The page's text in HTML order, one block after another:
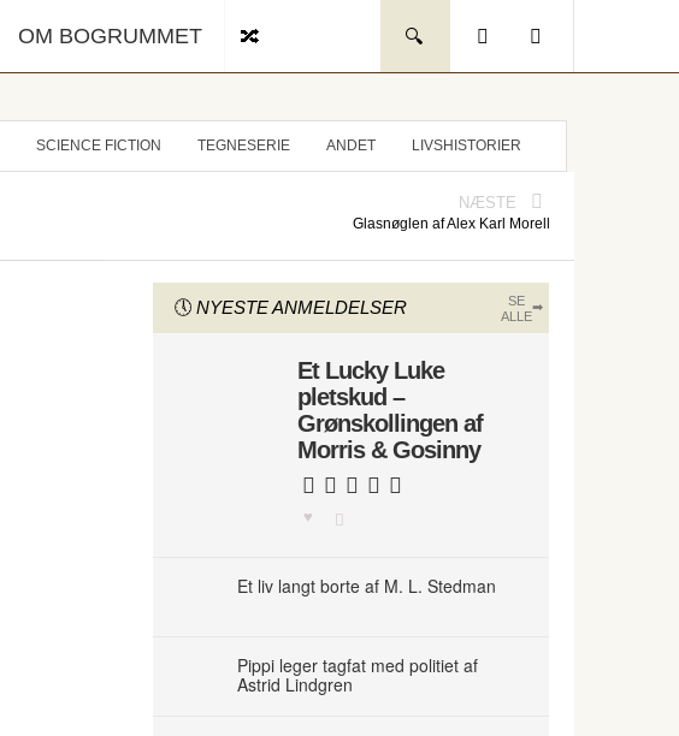
OM BOGRUMMET
SCIENCE FICTION TEGNESERIE ANDET LIVSHISTORIER
NÆSTE
Glasnøglen af Alex Karl Morell
NYESTE ANMELDELSER
SE
ALLE
Et Lucky Luke
pletskud –
Grønskollingen af
Morris & Gosinny
Et liv langt borte af M. L. Stedman
Pippi leger tagfat med politiet af
Astrid Lindgren